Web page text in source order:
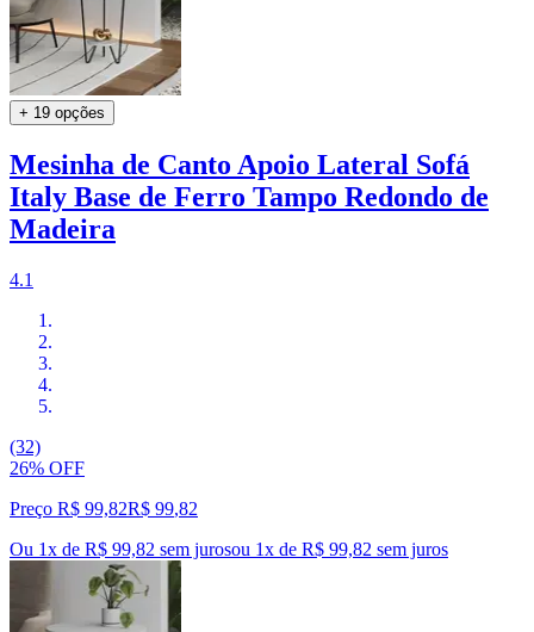
+ 19 opções
Mesinha de Canto Apoio Lateral Sofá
Italy Base de Ferro Tampo Redondo de
Madeira
4.1
(32)
26% OFF
Preço R$ 99,82R$ 99,82
Ou 1x de R$ 99,82 sem jurosou 1x de R$ 99,82 sem juros